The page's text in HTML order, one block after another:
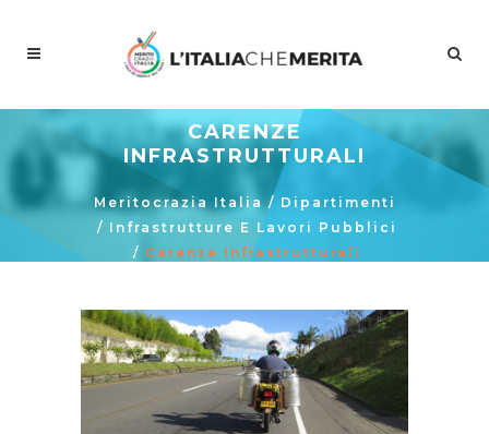
CARENZE
INFRASTRUTTURALI
Meritocrazia Italia / Dipartimenti
/ Infrastrutture E Lavori Pubblici
/ Carenze Infrastrutturali